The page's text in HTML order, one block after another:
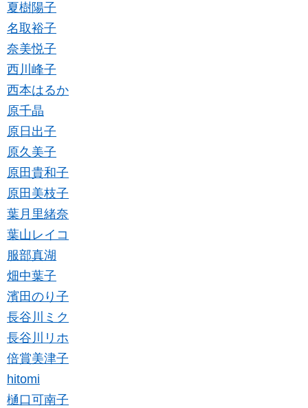
夏樹陽子
名取裕子
奈美悦子
西川峰子
西本はるか
原千晶
原日出子
原久美子
原田貴和子
原田美枝子
葉月里緒奈
葉山レイコ
服部真湖
畑中葉子
濱田のり子
長谷川ミク
長谷川リホ
倍賞美津子
hitomi
樋口可南子